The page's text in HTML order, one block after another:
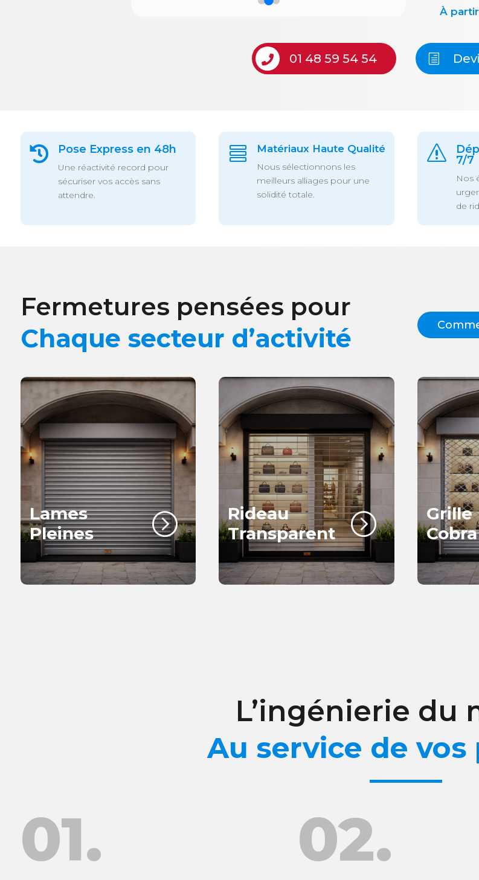
À
01 48 59 54 54
 Pose Express en 48h
Une réactivité record pour
sécuriser vos accès sans
attendre.
 Matériaux Haute Qualité
Nous sélectionnons les
meilleurs alliages pour une
solidité totale.
s
7/7
Nos
de
Fermetures pensées pour
Chaque secteur d’activité
Lames
Pleines
=
Rideau
Transparent
=
Grille
Cobra
L’ingénierie du
Au service de
01. 02.